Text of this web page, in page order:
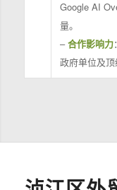
Google AI
量。
–合作影响力
政府单位及顶